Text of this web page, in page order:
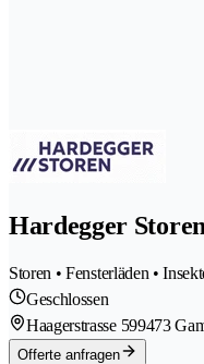
Hardegger
Storen • Fensterläden •
Geschlossen
Haagerstrasse 599473
Offerte anfragen